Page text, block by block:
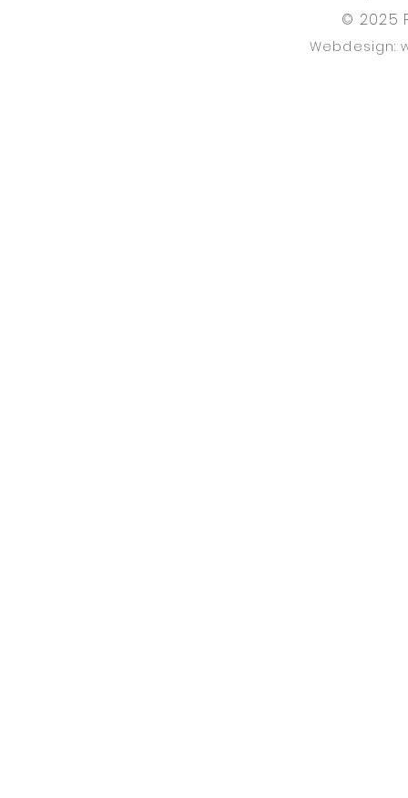
© 2025
Webdesign: